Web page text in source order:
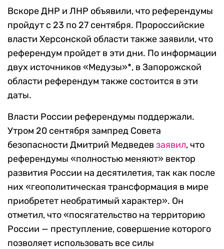
Вскоре ДНР и ЛНР объявили, что референдумы
пройдут с 23 по 27 сентября. Пророссийские
власти Херсонской области также заявили, что
референдум пройдет в эти дни. По информации
двух источников «Медузы»*, в Запорожской
области референдум также состоится в эти
даты.
Власти России референдумы поддержали.
Утром 20 сентября зампред Совета
безопасности Дмитрий Медведев заявил, что
референдумы «полностью меняют» вектор
развития России на десятилетия, так как после
них «геополитическая трансформация в мире
приобретет необратимый характер». Он
отметил, что «посягательство на территорию
России — преступление, совершение которого
позволяет использовать все силы